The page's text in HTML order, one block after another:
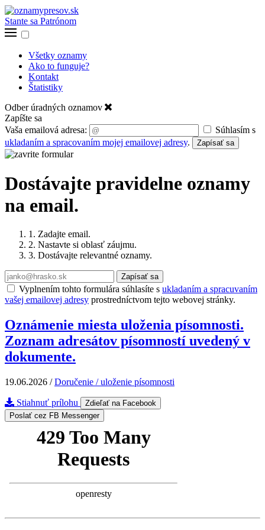
Stante sa Patrónom
Všetky oznamy
Ako to funguje?
Kontakt
Štatistiky
Odber úradných oznamov
Zapíšte sa
Vaša emailová adresa:
Súhlasím s
ukladaním a spracovaním mojej emailovej adresy. Zapísať sa
Dostávajte pravidelne oznamy
na email.
1. Zadajte email.
2. Nastavte si oblasť záujmu.
3. Dostávajte relevantné oznamy.
Zapísať sa
Vyplnením tohto formulára súhlasíte s ukladaním a spracuvaním
vašej emailovej adresy prostredníctvom tejto webovej stránky.
Oznámenie miesta uloženia písomnosti.
Zoznam adresátov písomností uvedený v
dokumente.
19.06.2026 /Doručenie / uloženie písomnosti
Stiahnuť prílohu
Zdieľať na Facebook
Poslať cez FB Messenger